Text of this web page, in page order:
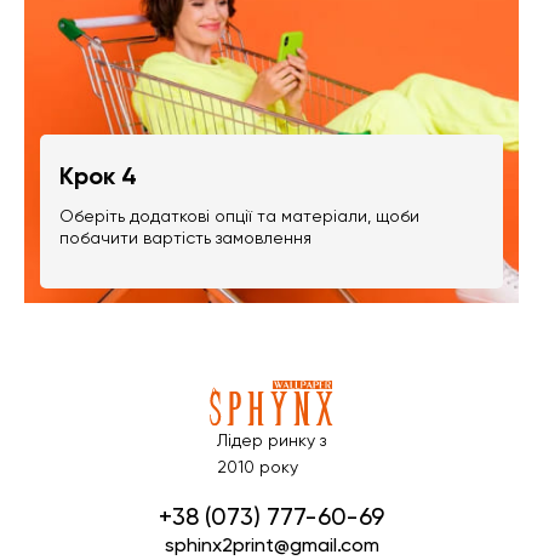
Крок 4
Оберіть додаткові опції та матеріали, щоби
побачити вартість замовлення
Лідер ринку з
2010 року
+38 (073) 777-60-69
sphinx2print@gmail.com